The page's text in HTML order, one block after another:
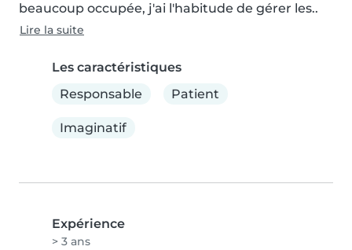
beaucoup occupée, j'ai l'habitude de gérer les..
Lire la suite
Les caractéristiques
Responsable
Patient
Imaginatif
Expérience
> 3 ans